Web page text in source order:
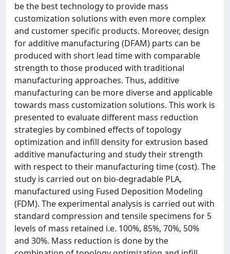
be the best technology to provide mass
customization solutions with even more complex
and customer specific products. Moreover, design
for additive manufacturing (DFAM) parts can be
produced with short lead time with comparable
strength to those produced with traditional
manufacturing approaches. Thus, additive
manufacturing can be more diverse and applicable
towards mass customization solutions. This work is
presented to evaluate different mass reduction
strategies by combined effects of topology
optimization and infill density for extrusion based
additive manufacturing and study their strength
with respect to their manufacturing time (cost). The
study is carried out on bio-degradable PLA,
manufactured using Fused Deposition Modeling
(FDM). The experimental analysis is carried out with
standard compression and tensile specimens for 5
levels of mass retained i.e. 100%, 85%, 70%, 50%
and 30%. Mass reduction is done by the